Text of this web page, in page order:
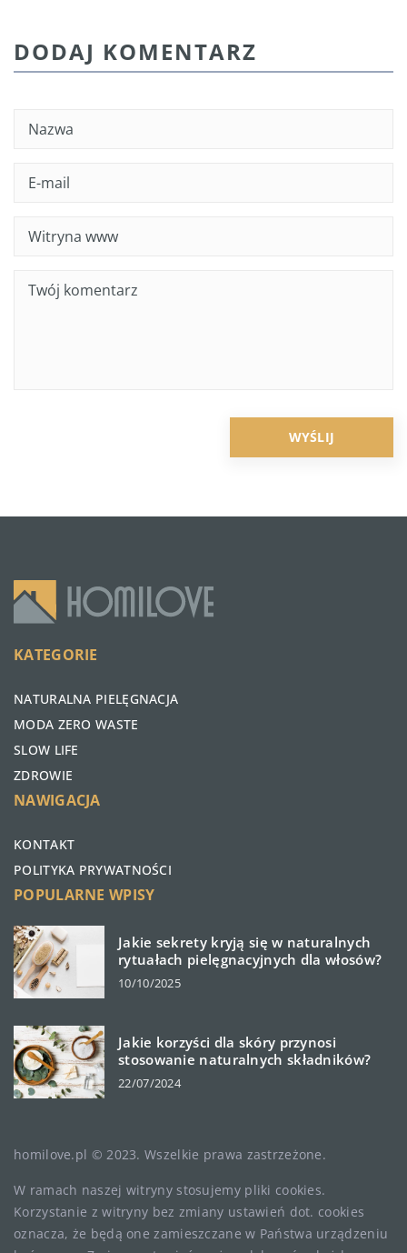
DODAJ KOMENTARZ
KATEGORIE
NATURALNA PIELĘGNACJA
MODA ZERO WASTE
SLOW LIFE
ZDROWIE
NAWIGACJA
KONTAKT
POLITYKA PRYWATNOŚCI
POPULARNE WPISY
Jakie sekrety kryją się w naturalnych
rytuałach pielęgnacyjnych dla włosów?
10/10/2025
Jakie korzyści dla skóry przynosi
stosowanie naturalnych składników?
22/07/2024
homilove.pl © 2023. Wszelkie prawa zastrzeżone.
W ramach naszej witryny stosujemy pliki cookies.
Korzystanie z witryny bez zmiany ustawień dot. cookies
oznacza, że będą one zamieszczane w Państwa urządzeniu